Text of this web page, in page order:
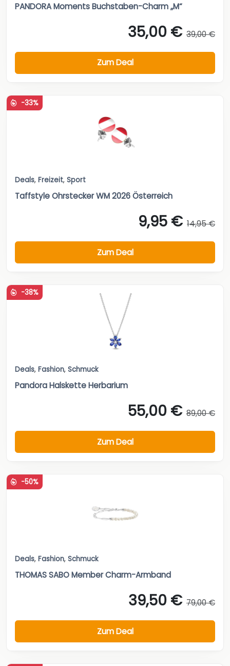
PANDORA Moments Buchstaben-Charm „M“
35,00 € 39,00 €
Zum Deal
-33%
Deals, Freizeit, Sport
Taffstyle Ohrstecker WM 2026 Österreich
9,95 € 14,95 €
Zum Deal
-38%
Deals, Fashion, Schmuck
Pandora Halskette Herbarium
55,00 € 89,00 €
Zum Deal
-50%
Deals, Fashion, Schmuck
THOMAS SABO Member Charm-Armband
39,50 € 79,00 €
Zum Deal